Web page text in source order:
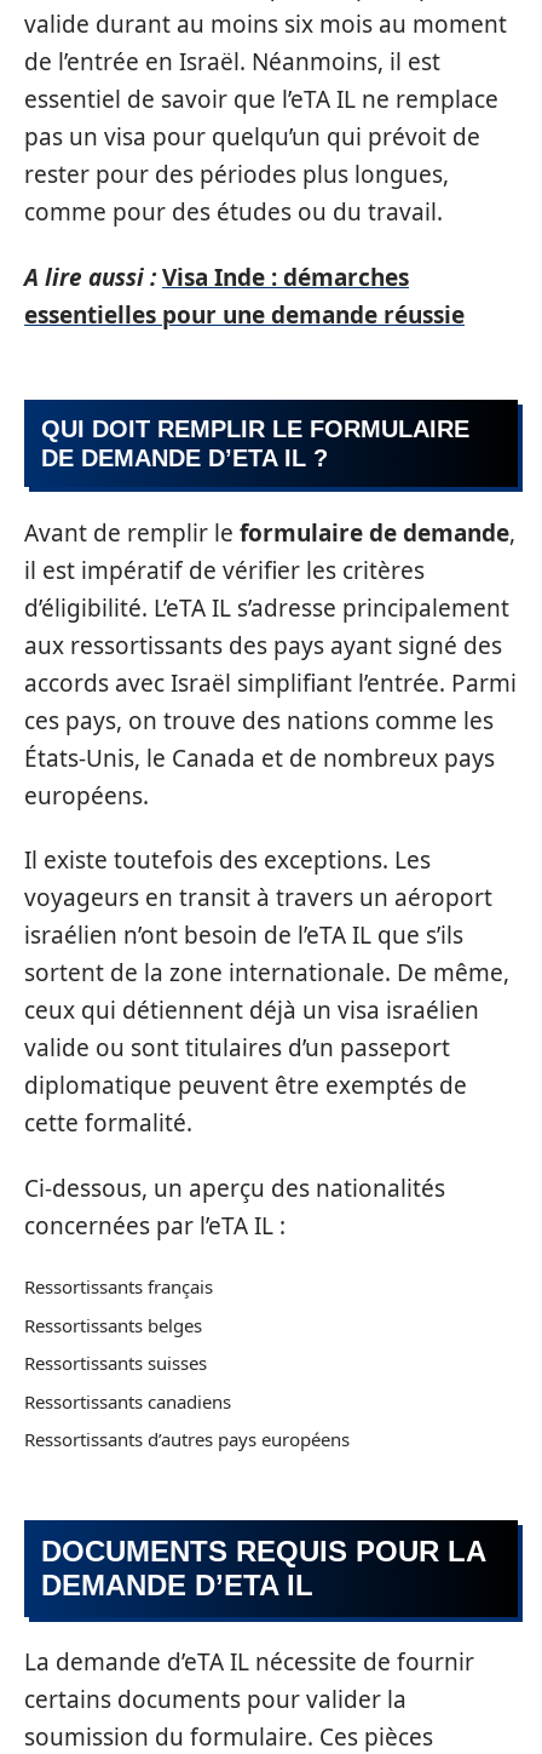
valide durant au moins six mois au moment
de l’entrée en Israël. Néanmoins, il est
essentiel de savoir que l’eTA IL ne remplace
pas un visa pour quelqu’un qui prévoit de
rester pour des périodes plus longues,
comme pour des études ou du travail.
A lire aussi :Visa Inde : démarches
essentielles pour une demande réussie
QUI DOIT REMPLIR LE FORMULAIRE
DE DEMANDE D’ETA IL ?
Avant de remplir le formulaire de demande,
il est impératif de vérifier les critères
d’éligibilité. L’eTA IL s’adresse principalement
aux ressortissants des pays ayant signé des
accords avec Israël simplifiant l’entrée. Parmi
ces pays, on trouve des nations comme les
États-Unis, le Canada et de nombreux pays
européens.
Il existe toutefois des exceptions. Les
voyageurs en transit à travers un aéroport
israélien n’ont besoin de l’eTA IL que s’ils
sortent de la zone internationale. De même,
ceux qui détiennent déjà un visa israélien
valide ou sont titulaires d’un passeport
diplomatique peuvent être exemptés de
cette formalité.
Ci-dessous, un aperçu des nationalités
concernées par l’eTA IL :
Ressortissants français
Ressortissants belges
Ressortissants suisses
Ressortissants canadiens
Ressortissants d’autres pays européens
DOCUMENTS REQUIS POUR LA
DEMANDE D’ETA IL
La demande d’eTA IL nécessite de fournir
certains documents pour valider la
soumission du formulaire. Ces pièces